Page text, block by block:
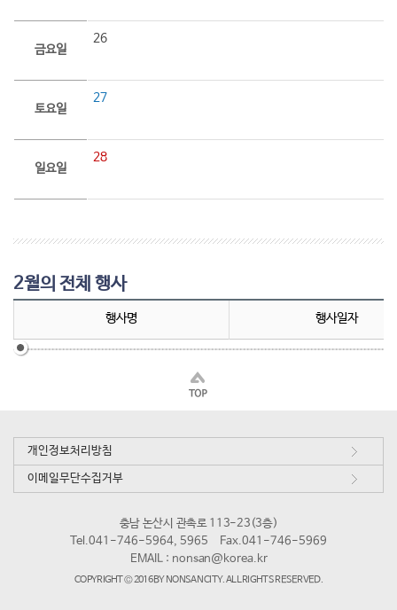
금요일
26
토요일
27
일요일
28
2월의 전체 행사
행사명 행사일자
개인정보처리방침
이메일무단수집거부
충남 논산시 관촉로 113-23(3층)
Tel.041-746-5964, 5965
Fax.041-746-5969
EMAIL : nonsan@korea.kr
COPYRIGHT © 2016 BY NONSAN CITY. ALL RIGHTS RESERVED.